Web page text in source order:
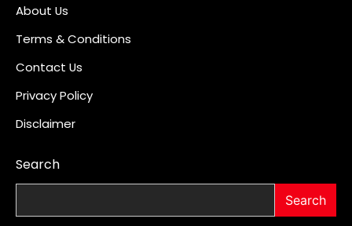
About Us
Terms & Conditions
Contact Us
Privacy Policy
Disclaimer
Search
Search